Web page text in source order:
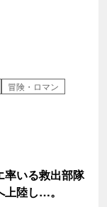
冒険・ロマン
率いる救出部隊
陸し…。